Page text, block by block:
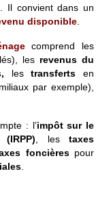
. Il convient dans un
disponible
comprend les
les revenus du
lestransferts en
par exemple),
: l’impôt sur le
, lestaxes
foncières pour